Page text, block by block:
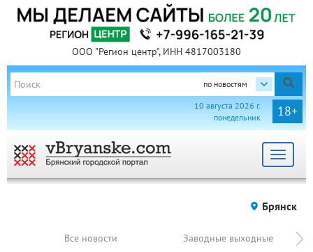
ООО "Регион центр", ИНН 4817003180
по новостям
18+
10 августа 2026 г.
понедельник
Toggle
Брянск
Все новости Заводные выходные